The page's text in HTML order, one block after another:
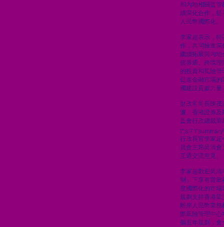
和內地相關監管
續深化合作，提
人民幣國際化。
李家超表示，特
作，共同推進深
繼續拓展與內地
債券通、跨境理
的投資和風險
促進金融市場的
國建設貢獻力量
財政司司長陳
濂、香港證券及
監會行政總裁
行政長官李家超
員會主席吳清
互通交流意見。
李家超歡迎吳清
制」下享有背靠
度國際化的市
規劃支持香港
離岸人民幣業務
際風險管理中
個五年規劃，會